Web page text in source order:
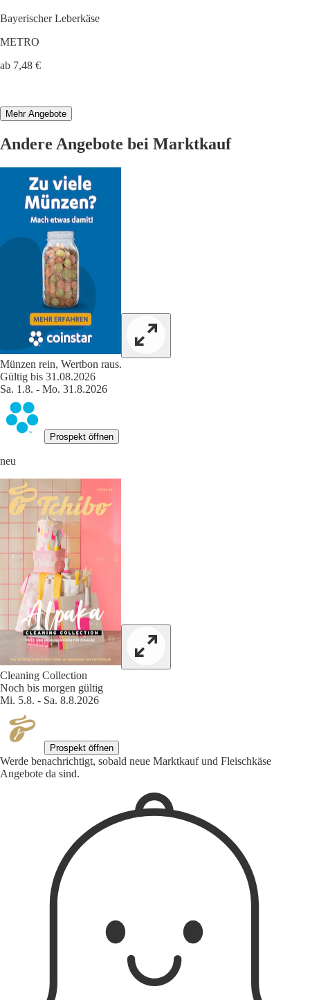
Bayerischer Leberkäse
METRO
ab 7,48 €
Mehr Angebote
Andere Angebote bei Marktkauf
Münzen rein, Wertbon raus.
Gültig bis 31.08.2026
Sa. 1.8. - Mo. 31.8.2026
Prospekt öffnen
neu
Cleaning Collection
Noch bis morgen gültig
Mi. 5.8. - Sa. 8.8.2026
Prospekt öffnen
Werde benachrichtigt, sobald neue Marktkauf und Fleischkäse
Angebote da sind.